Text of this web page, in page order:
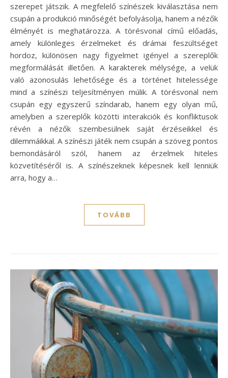
szerepet játszik. A megfelelő színészek kiválasztása nem
csupán a produkció minőségét befolyásolja, hanem a nézők
élményét is meghatározza. A törésvonal című előadás,
amely különleges érzelmeket és drámai feszültséget
hordoz, különösen nagy figyelmet igényel a szereplők
megformálását illetően. A karakterek mélysége, a velük
való azonosulás lehetősége és a történet hitelessége
mind a színészi teljesítményen múlik. A törésvonal nem
csupán egy egyszerű színdarab, hanem egy olyan mű,
amelyben a szereplők közötti interakciók és konfliktusok
révén a nézők szembesülnek saját érzéseikkel és
dilemmáikkal. A színészi játék nem csupán a szöveg pontos
bemondásáról szól, hanem az érzelmek hiteles
közvetítéséről is. A színészeknek képesnek kell lenniük
arra, hogy a…
TOVÁBB